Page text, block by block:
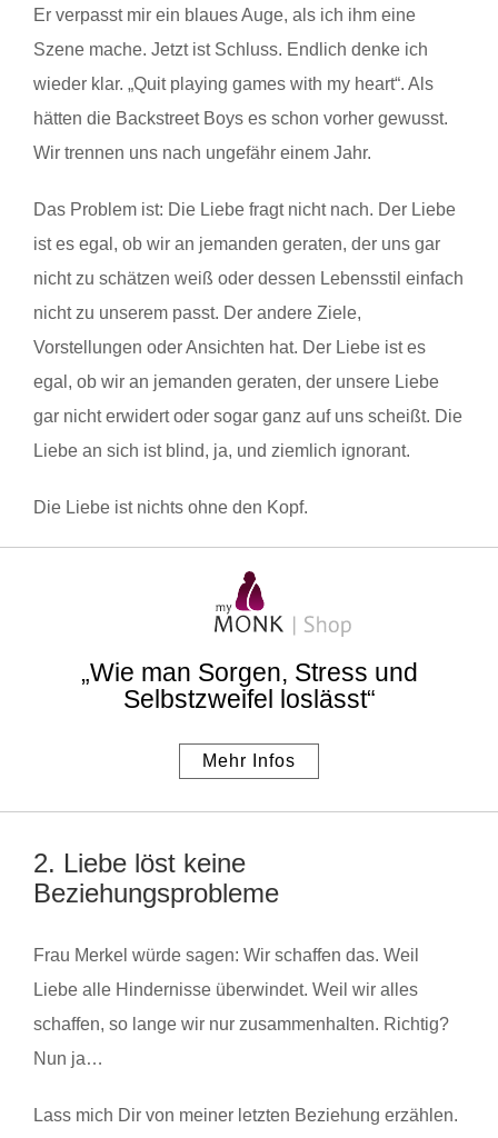
Er verpasst mir ein blaues Auge, als ich ihm eine
Szene mache. Jetzt ist Schluss. Endlich denke ich
wieder klar. „Quit playing games with my heart“. Als
hätten die Backstreet Boys es schon vorher gewusst.
Wir trennen uns nach ungefähr einem Jahr.
Das Problem ist: Die Liebe fragt nicht nach. Der Liebe
ist es egal, ob wir an jemanden geraten, der uns gar
nicht zu schätzen weiß oder dessen Lebensstil einfach
nicht zu unserem passt. Der andere Ziele,
Vorstellungen oder Ansichten hat. Der Liebe ist es
egal, ob wir an jemanden geraten, der unsere Liebe
gar nicht erwidert oder sogar ganz auf uns scheißt. Die
Liebe an sich ist blind, ja, und ziemlich ignorant.
Die Liebe ist nichts ohne den Kopf.
„Wie man Sorgen, Stress und
Selbstzweifel loslässt“
Mehr Infos
2. Liebe löst keine
Beziehungsprobleme
Frau Merkel würde sagen: Wir schaffen das. Weil
Liebe alle Hindernisse überwindet. Weil wir alles
schaffen, so lange wir nur zusammenhalten. Richtig?
Nun ja…
Lass mich Dir von meiner letzten Beziehung erzählen.